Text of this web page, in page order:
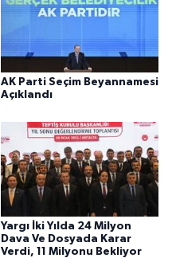
AK Parti Seçim Beyannamesi
Açıklandı
Yargı İki Yılda 24 Milyon
Dava Ve Dosyada Karar
Verdi, 11 Milyonu Bekliyor